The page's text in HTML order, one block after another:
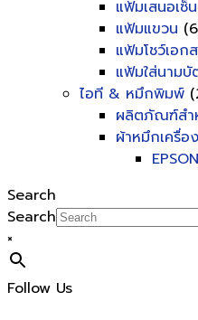
แฟ้มเสนอเซ็
แฟ้มแขวน
แฟ้มโชว์เอก
แฟ้มใส่นามบั
ไอที & หมึกพิมพ์
ผลิตภัณฑ์สำ
ผ้าหมึกเครื่
EPSON
Search
Search
×
Follow Us